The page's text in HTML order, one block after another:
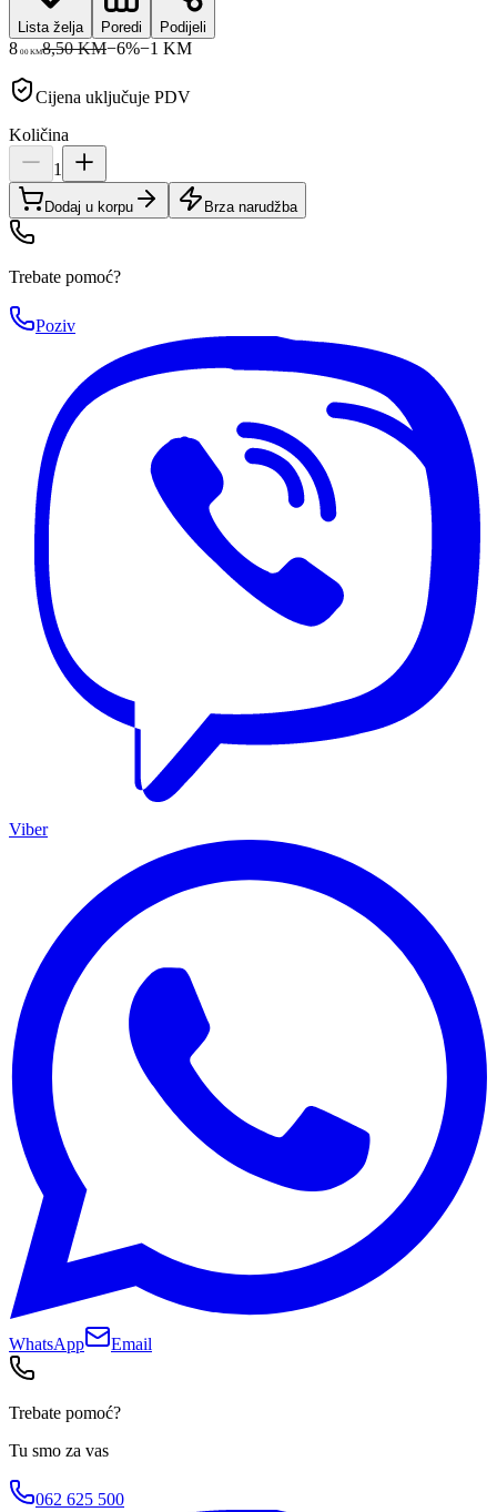
Lista želja Poredi Podijeli
8 00KM8,50 KM−6%−1 KM
Cijena uključuje PDV
Količina
1
Dodaj u korpu Brza narudžba
Trebate pomoć?
Poziv
Viber
WhatsApp Email
Trebate pomoć?
Tu smo za vas
062 625 500